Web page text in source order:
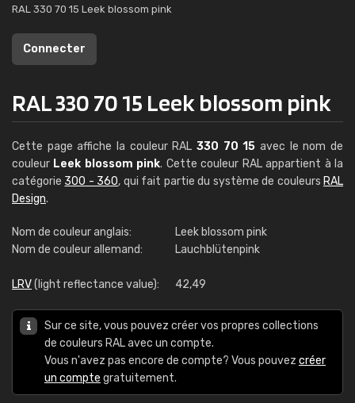
RAL 330 70 15 Leek blossom pink
Connecter
RAL 330 70 15 Leek blossom pink
Cette page affiche la couleur RAL 330 70 15 avec le nom de
couleur Leek blossom pink. Cette couleur RAL appartient à la
catégorie 300 - 360, qui fait partie du système de couleurs RAL
Design.
Nom de couleur anglais:
Leek blossom pink
Nom de couleur allemand:
Lauchblütenpink
LRV(light reflectance value): 42,49
Sur ce site, vous pouvez créer vos propres collections
de couleurs RAL avec un compte.
Vous n'avez pas encore de compte? Vous pouvez créer
un compte gratuitement.